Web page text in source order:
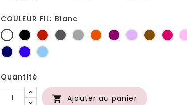
COULEUR FIL: Blanc
BlancNoir RougeGris
foncé
Gris
clair
Orange
PruneLilasMarron
MarineBleu
roi
Bleu
Quantité
 Ajouter au panier